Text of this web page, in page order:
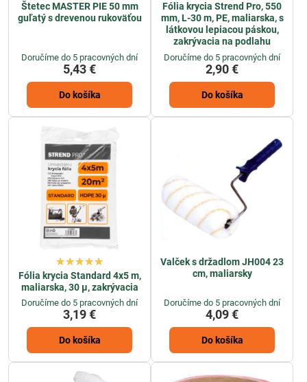
Štetec MASTER PIE 50 mm
guľatý s drevenou rukoväťou
Doručíme do 5 pracovných dní
5,43 €
Do košíka
Fólia krycia Strend Pro, 550
mm, L-30 m, PE, maliarska, s
látkovou lepiacou páskou,
zakrývacia na podlahu
Doručíme do 5 pracovných dní
2,90 €
Do košíka
Fólia krycia Standard 4x5 m,
maliarska, 30 µ, zakrývacia
Doručíme do 5 pracovných dní
3,19 €
Do košíka
Valček s držadlom JH004 23
cm, maliarsky
Doručíme do 5 pracovných dní
4,09 €
Do košíka